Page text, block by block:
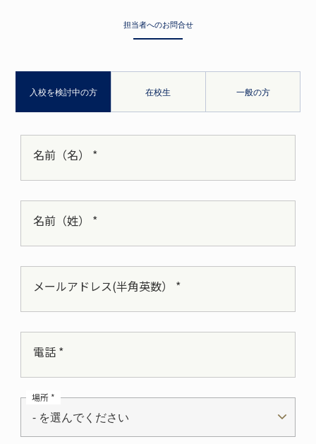
担当者へのお問合せ
入校を検討中の方 在校生 一般の方
名前（名） *
名前（姓） *
メールアドレス(半角英数） *
電話 *
- を選んでください
場所 *